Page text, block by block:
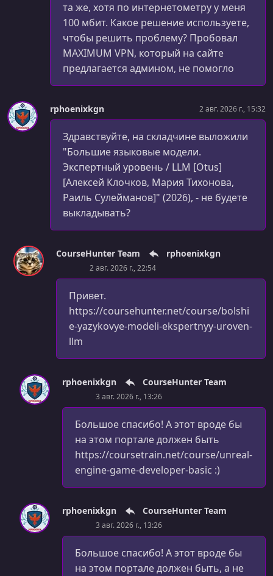
та же, хотя по интернетометру у меня
100 мбит. Какое решение используете,
чтобы решить проблему? Пробовал
MAXIMUM VPN, который на сайте
предлагается админом, не помогло
rphoenixkgn 2 авг. 2026 г., 15:32
Здравствуйте, на складчине выложили
"Большие языковые модели.
Экспертный уровень / LLM [Otus]
[Алексей Клочков, Мария Тихонова,
Раиль Сулейманов]" (2026), - не будете
выкладывать?
CourseHunter Team rphoenixkgn
2 авг. 2026 г., 22:54
Привет.
https://coursehunter.net/course/bolshi
e-yazykovye-modeli-ekspertnyy-uroven-
llm
rphoenixkgn CourseHunter Team
3 авг. 2026 г., 13:26
Большое спасибо! А этот вроде бы
на этом портале должен быть
https://coursetrain.net/course/unreal-
engine-game-developer-basic :)
rphoenixkgn CourseHunter Team
3 авг. 2026 г., 13:26
Большое спасибо! А этот вроде бы
на этом портале должен быть, а не